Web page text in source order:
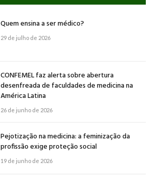
Quem ensina a ser médico?
29 de julho de 2026
CONFEMEL faz alerta sobre abertura
desenfreada de faculdades de medicina na
América Latina
26 de junho de 2026
Pejotização na medicina: a feminização da
profissão exige proteção social
19 de junho de 2026